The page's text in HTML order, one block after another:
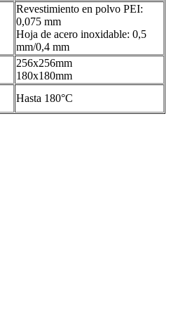
Revestimiento en polvo PEI:
0,075 mm
Hoja de acero inoxidable: 0,5
mm/0,4 mm
256x256mm
180x180mm
Hasta 180°C